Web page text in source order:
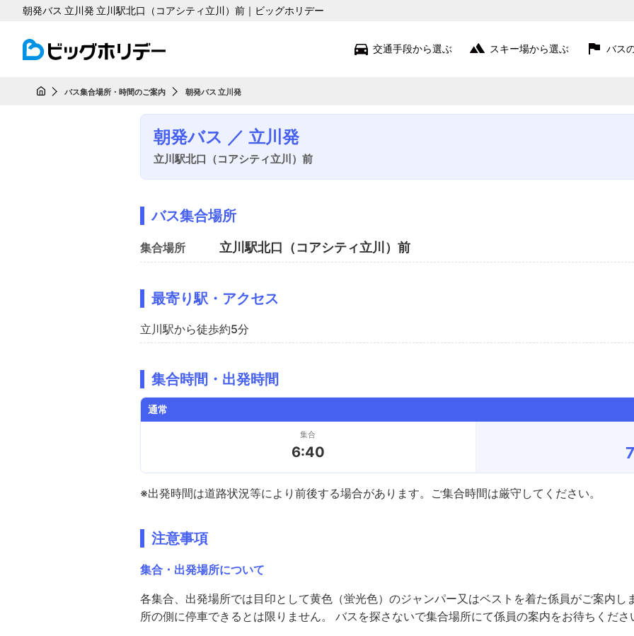
朝発バス 立川発 立川駅北口（コアシティ立川）前｜ビッグホリデー
バス
交通手段から選ぶ スキー場から選ぶ
白馬・栂池
HOMEバス集合場所・時間のご案内 朝発バス 立川発
朝発バス ／ 立川発
立川駅北口（コアシティ立川）前
バス集合場所
集合場所 立川駅北口（コアシティ立川）前
最寄り駅・アクセス
立川駅から徒歩約5分
集合時間・出発時間
通常
集合
6:40
※出発時間は道路状況等により前後する場合があります。ご集合時間は厳守してください。
注意事項
集合・出発場所について
各集合、出発場所では目印として黄色（蛍光色）のジャンパー又はベストを着た係員がご案内し
所の側に停車できるとは限りません。 バスを探さないで集合場所にて係員の案内をお待ちくださ